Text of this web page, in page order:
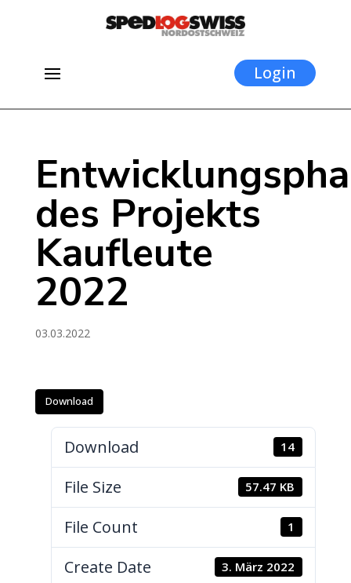
Login
des Projekts
Kaufleute
2022
03.03.2022
Download
Download 14
File Size 57.47 KB
File Count 1
Create Date 3. März 2022